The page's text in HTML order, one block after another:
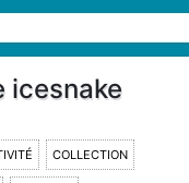
icesnake
COLLECTION